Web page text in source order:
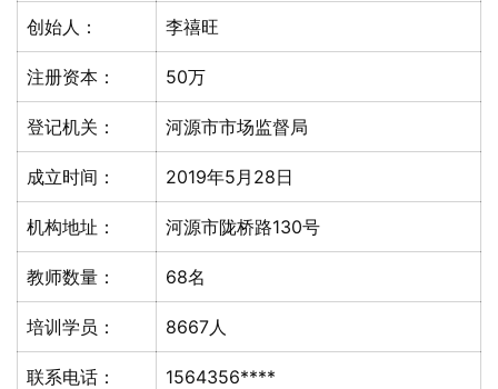
创始人： 李禧旺
注册资本： 50万
登记机关： 河源市市场监督局
成立时间： 2019年5月28日
机构地址： 河源市陇桥路130号
教师数量： 68名
培训学员： 8667人
联系电话：
1564356****